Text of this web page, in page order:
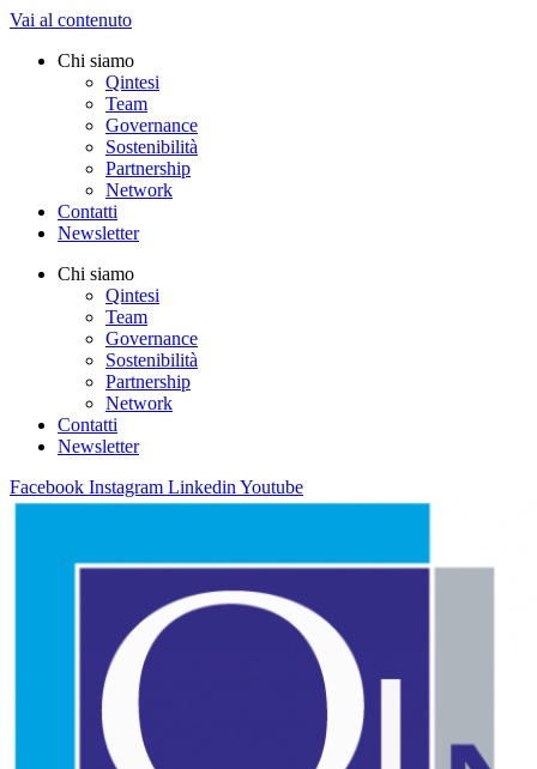
Vai al contenuto
Chi siamo
Qintesi
Team
Governance
Sostenibilità
Partnership
Network
Contatti
Newsletter
Chi siamo
Qintesi
Team
Governance
Sostenibilità
Partnership
Network
Contatti
Newsletter
Facebook Instagram Linkedin Youtube